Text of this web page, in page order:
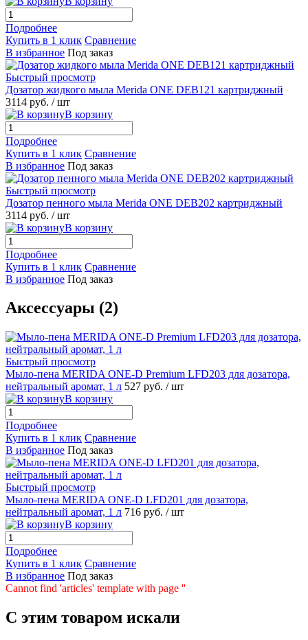
Подробнее
Купить в 1 клик Сравнение
В избранное Под заказ
Быстрый просмотр
Дозатор жидкого мыла Merida ONE DEB121 картриджный
3114 руб. / шт
В корзину
Подробнее
Купить в 1 клик Сравнение
В избранное Под заказ
Быстрый просмотр
Дозатор пенного мыла Merida ONE DEB202 картриджный
3114 руб. / шт
В корзину
Подробнее
Купить в 1 клик Сравнение
В избранное Под заказ
Аксессуары (2)
Быстрый просмотр
Мыло-пена MERIDA ONE-D Premium LFD203 для дозатора,
нейтральный аромат, 1 л 527 руб. / шт
В корзину
Подробнее
Купить в 1 клик Сравнение
В избранное Под заказ
Быстрый просмотр
Мыло-пена MERIDA ONE-D LFD201 для дозатора,
нейтральный аромат, 1 л 716 руб. / шт
В корзину
Подробнее
Купить в 1 клик Сравнение
В избранное Под заказ
Cannot find 'articles' template with page ''
C этим товаром искали